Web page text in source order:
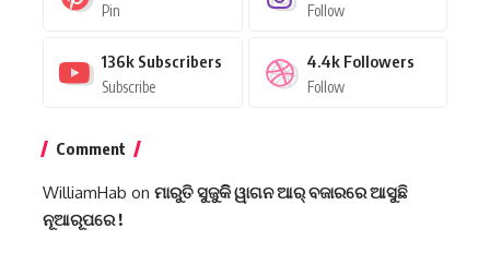
Pin Follow
136k Subscribers
Subscribe
4.4k Followers
Follow
Comment
WilliamHab on ମାରୁତି ସୁଜୁକିି ୱାଗନ ଆର୍ ବଜାରରେ ଆସୁଛି
ନୂଆରୂପରେ !